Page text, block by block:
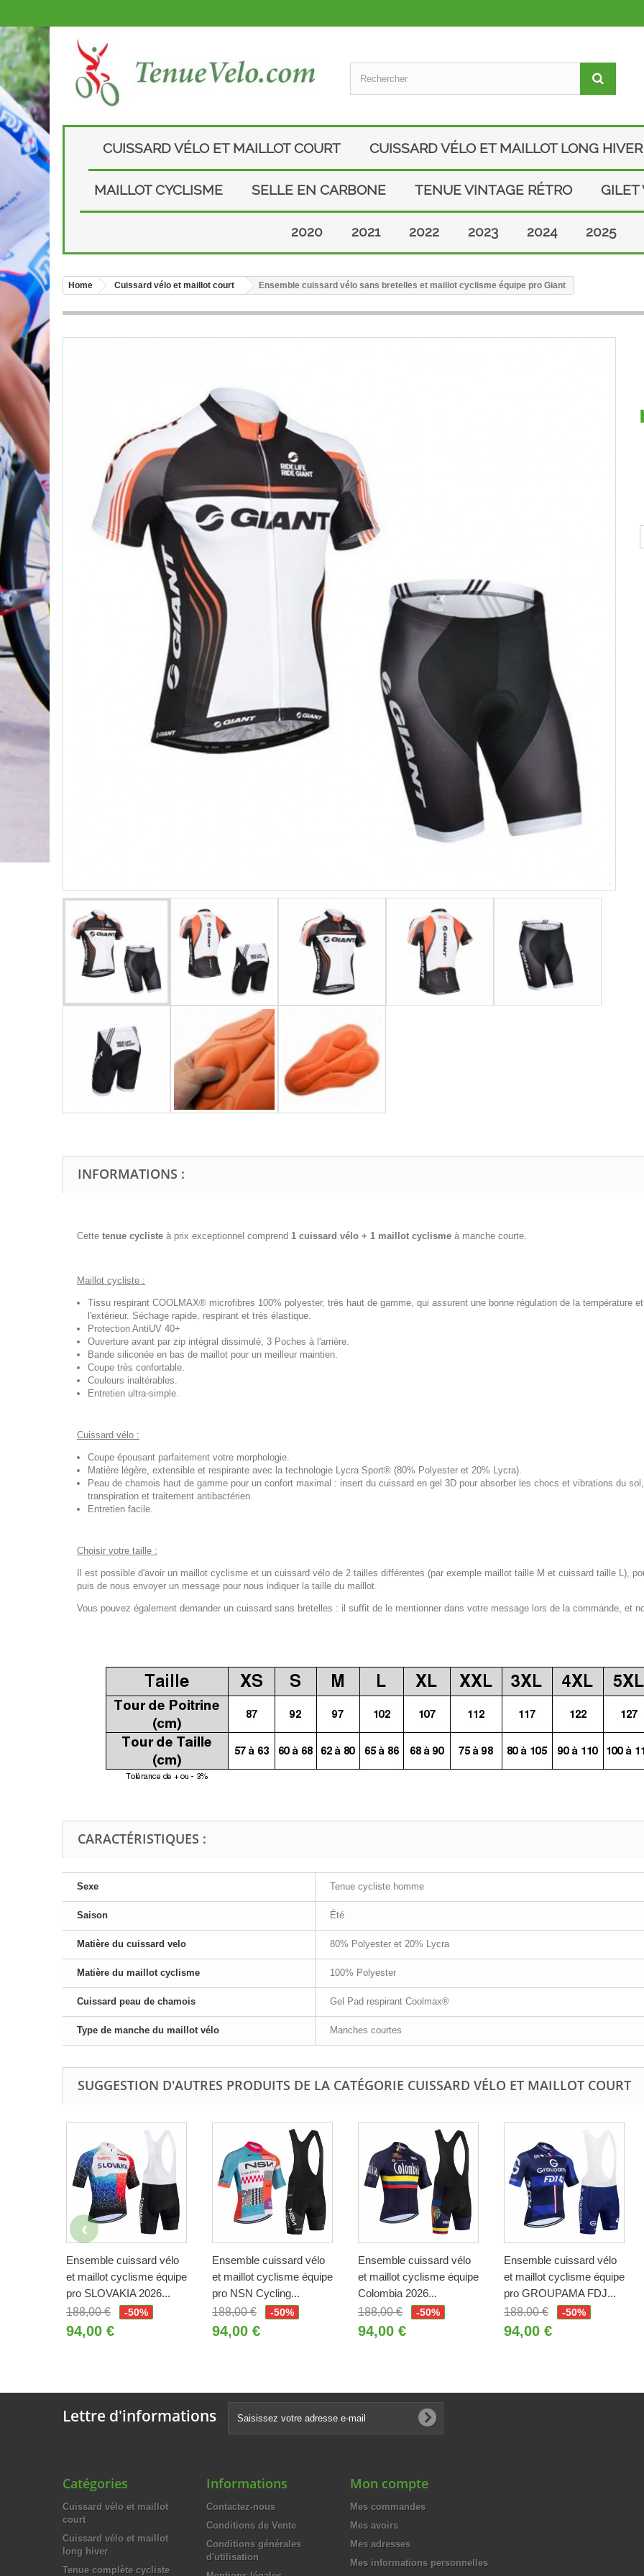
CUISSARD VÉLO ET MAILLOT COURT CUISSARD VÉLO ET MAILLOT LONG HIVER
MAILLOT CYCLISME SELLE EN CARBONE TENUE VINTAGE RÉTRO GILET
2020 2021 2022 2023 2024 2025
Home Cuissard vélo et maillot court Ensemble cuissard vélo sans bretelles et maillot cyclisme équipe pro Giant
INFORMATIONS :
Cette tenue cycliste à prix exceptionnel comprend 1 cuissard vélo + 1 maillot cyclisme à manche courte.
Maillot cycliste :
Tissu respirant COOLMAX® microfibres 100% polyester, très haut de gamme, qui assurent une bonne régulation de la température
l'extérieur. Séchage rapide, respirant et très élastique.
Protection AntiUV 40+
Ouverture avant par zip intégral dissimulé, 3 Poches à l'arrière.
Bande siliconée en bas de maillot pour un meilleur maintien.
Coupe très confortable.
Couleurs inaltérables.
Entretien ultra-simple.
Cuissard vélo :
Coupe épousant parfaitement votre morphologie.
Matière légère, extensible et respirante avec la technologie Lycra Sport® (80% Polyester et 20% Lycra).
Peau de chamois haut de gamme pour un confort maximal : insert du cuissard en gel 3D pour absorber les chocs et vibrations du
transpiration et traitement antibactérien.
Entretien facile.
Choisir votre taille :
Il est possible d'avoir un maillot cyclisme et un cuissard vélo de 2 tailles différentes (par exemple maillot taille M et cuissard taille L),
puis de nous envoyer un message pour nous indiquer la taille du maillot.
Vous pouvez également demander un cuissard sans bretelles : il suffit de le mentionner dans votre message lors de la commande, et
CARACTÉRISTIQUES :
Sexe Tenue cycliste homme
Saison Été
Matière du cuissard velo 80% Polyester et 20% Lycra
Matière du maillot cyclisme 100% Polyester
Cuissard peau de chamois Gel Pad respirant Coolmax®
Type de manche du maillot vélo Manches courtes
SUGGESTION D'AUTRES PRODUITS DE LA CATÉGORIE CUISSARD VÉLO ET MAILLOT COURT
Ensemble cuissard vélo
et maillot cyclisme équipe
pro SLOVAKIA 2026...
188,00 €
-50%
94,00 €
Ensemble cuissard vélo
et maillot cyclisme équipe
pro NSN Cycling...
188,00 €
-50%
94,00 €
Ensemble cuissard vélo
et maillot cyclisme équipe
Colombia 2026...
188,00 €
-50%
94,00 €
Ensemble cuissard vélo
et maillot cyclisme équipe
pro GROUPAMA FDJ...
188,00 €
-50%
94,00 €
Lettre d'informations
Catégories
Cuissard vélo et maillot
court
Cuissard vélo et maillot
long hiver
Tenue complète cycliste
Informations
Contactez-nous
Conditions de Vente
Conditions générales
d'utilisation
Mon compte
Mes commandes
Mes avoirs
Mes adresses
Mes informations personnelles